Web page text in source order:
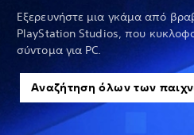
Εξερευνήστε μια γκάμα από
PlayStation Studios, που
σύντομα για PC.
Αναζήτηση όλων των